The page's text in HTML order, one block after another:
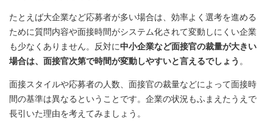
たとえば大企業など応募者が多い場合は、効率よく選考を進める
ために質問内容や面接時間がシステム化されて変動しにくい企業
も少なくありません。反対に中小企業など面接官の裁量が大きい
場合は、面接官次第で時間が変動しやすいと言えるでしょう 。
面接スタイルや応募者の人数、面接官の裁量などによって面接時
間の基準は異なるということです。企業の状況もふまえたうえで
長引いた理由を考えてみましょう。